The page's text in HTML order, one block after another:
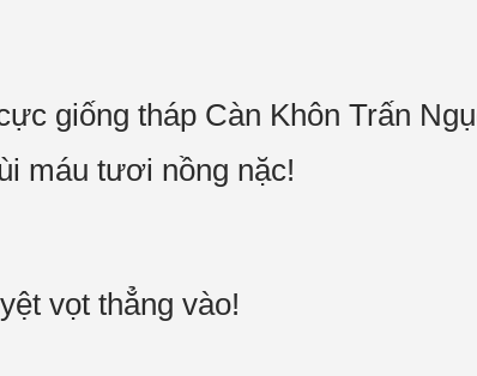
giống tháp Càn Khôn Trấn
máu tươi nồng nặc!
vọt thẳng vào!